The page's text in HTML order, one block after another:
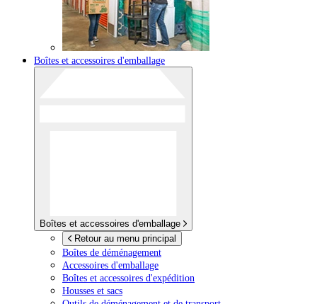
Boîtes et accessoires d'emballage
Boîtes et accessoires d'emballage
Retour au menu principal
Boîtes de déménagement
Accessoires d'emballage
Boîtes et accessoires d'expédition
Housses et sacs